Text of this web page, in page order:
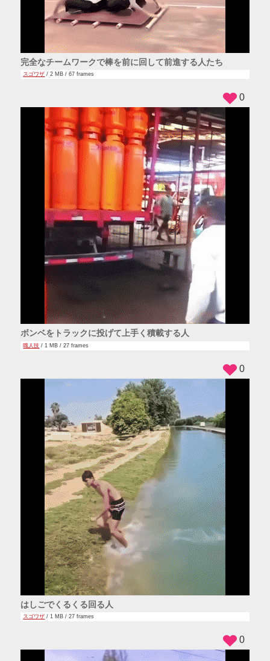
完全なチームワークで棒を前に回して前進する人たち
スゴワザ / 2 MB / 67 frames
ボンベをトラックに投げて上手く積載する人
職人技 / 1 MB / 27 frames
0
はしごでくるくる回る人
スゴワザ / 1 MB / 27 frames
0
0